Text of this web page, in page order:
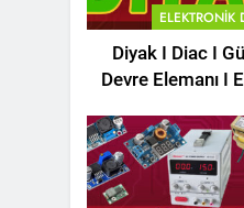
ELEKTRONIK
Diyak I Diac I
Devre Elemanı I Elektronik Ders